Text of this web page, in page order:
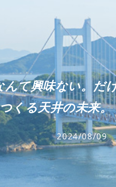
て興味ない。だ
くる天井の未来
2024/08/09